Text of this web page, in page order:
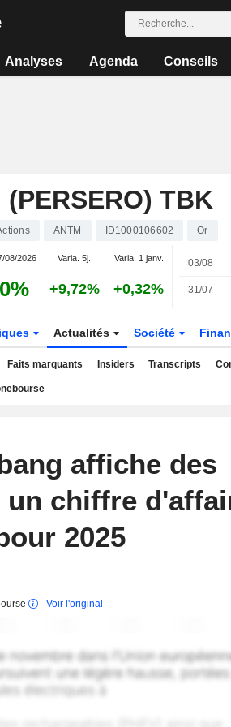
Analyses Agenda Conseils
(PERSERO) TBK
ANTM ID1000106602 Or
08/2026 Varia. 5j. Varia. 1 janv.
+9,72% +0,32%
03/08
31/07
Actualités Société
Faits marquants Insiders Transcripts
affiche des
un chiffre
2025
- Voir l'original